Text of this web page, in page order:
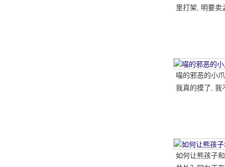
里打架, 明要卖
喵的邪恶的小
我真的摸了, 我
如何让熊孩子